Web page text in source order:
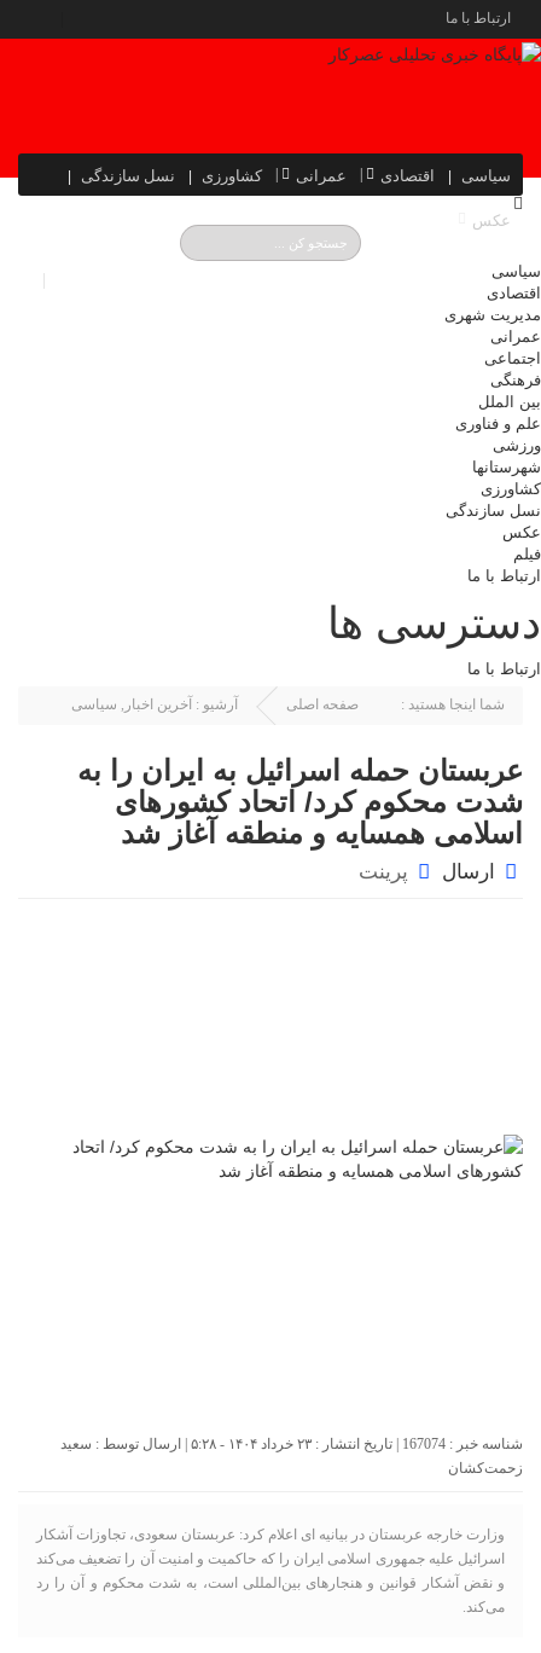
ارتباط با ما
سیاسی اقتصادی عمرانی کشاورزی نسل سازندگی
عکس
سیاسی
اقتصادی
مدیریت شهری
عمرانی
اجتماعی
فرهنگی
بین الملل
علم و فناوری
ورزشی
شهرستانها
کشاورزی
نسل سازندگی
عکس
فیلم
ارتباط با ما
دسترسی ها
ارتباط با ما
شما اینجا هستید : صفحه اصلی آرشیو : آخرین اخبار , سیاسی
عربستان حمله اسرائیل به ایران را به
شدت محکوم کرد/ اتحاد کشورهای
اسلامی همسایه و منطقه آغاز شد
ارسال پرینت
شناسه خبر : 167074 | تاریخ انتشار : ۲۳ خرداد ۱۴۰۴ - ۵:۲۸ | ارسال توسط :
سعید
زحمت‌کشان
وزارت خارجه عربستان در بیانیه ای اعلام کرد: عربستان سعودی، تجاوزات آشکار
اسرائیل علیه جمهوری اسلامی ایران را که حاکمیت و امنیت آن را تضعیف می‌کند
و نقض آشکار قوانین و هنجارهای بین‌المللی است، به شدت محکوم و آن را رد
می‌کند.